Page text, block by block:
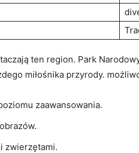
ten region. Park
miłośnika przyrody.
zaawansowania.
zwierzętami.